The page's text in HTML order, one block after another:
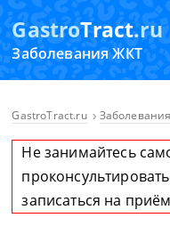
GastroTract.ru
Заболевания ЖКТ
GastroTract.ru
Не занимайтесь
записаться на